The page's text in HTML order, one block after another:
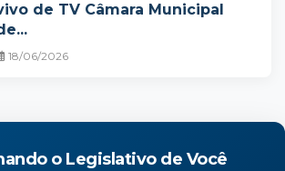
de TV Câmara Municipal
18/06/2026
o Legislativo de Você